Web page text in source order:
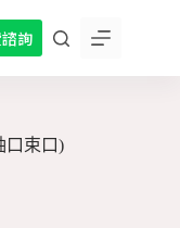
詢
口束口)